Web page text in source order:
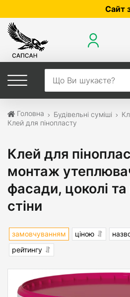
Сайт
Головна Будівельні суміші
Клей для пінопласту
Клей для
монтаж
фасади, цоколі та
стіни
замовчуванням ціною
рейтингу